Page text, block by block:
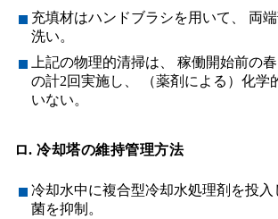
充填材はハンドブラシを用いて、 両
洗い。
上記の物理的清掃は、 稼働開始前の
の計2回実施し、 （薬剤による）化学
いない。
ロ. 冷却塔の維持管理方法
冷却水中に複合型冷却水処理剤を投入
菌を抑制。